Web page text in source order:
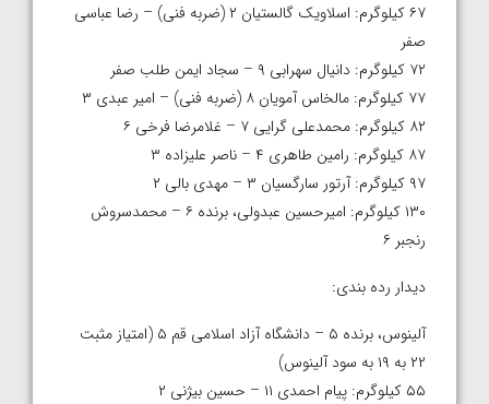
۶۷ کیلوگرم: اسلاویک گالستیان ۲ (ضربه فنی) – رضا عباسی
صفر
۷۲ کیلوگرم: دانیال سهرابی ۹ – سجاد ایمن طلب صفر
۷۷ کیلوگرم: مالخاس آمویان ۸ (ضربه فنی) – امیر عبدی ۳
۸۲ کیلوگرم: محمدعلی گرایی ۷ – غلامرضا فرخی ۶
۸۷ کیلوگرم: رامین طاهری ۴ – ناصر علیزاده ۳
۹۷ کیلوگرم: آرتور سارگسیان ۳ – مهدی بالی ۲
۱۳۰ کیلوگرم: امیرحسین عبدولی، برنده ۶ – محمدسروش
رنجبر ۶
دیدار رده بندی:
آلینوس، برنده ۵ – دانشگاه آزاد اسلامی قم ۵ (امتیاز مثبت
۲۲ به ۱۹ به سود آلینوس)
۵۵ کیلوگرم: پیام احمدی ۱۱ – حسین بیژنی ۲